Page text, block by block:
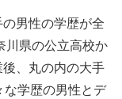
男性の学歴が全
川県の公立高校か
、丸の内の大手
な学歴の男性とデ